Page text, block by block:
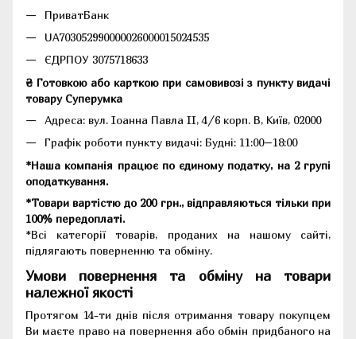
ПриватБанк
UA703052990000026000015024535
ЄДРПОУ 3075718633
₴ Готовкою або карткою при самовивозі з пункту видачі
товару Суперумка
Адреса: вул. Іоанна Павла II, 4/6 корп. В, Київ, 02000
Графік роботи пункту видачі: Будні: 11:00–18:00
*Наша компанія працює по єдиному податку, на 2 групі
оподаткування.
*Товари вартістю до 200 грн., відправляються тільки при
100% передоплаті.
*Всі категорії товарів, проданих на нашому сайті,
підлягають поверненню та обміну.
Умови повернення та обміну на товари
належної якості
Протягом 14-ти днів після отримання товару покупцем
Ви маєте право на повернення або обмін придбаного на